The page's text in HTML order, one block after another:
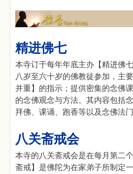
精进佛七
本寺订于每年年底主办【精进佛
八岁至六十岁的佛教徒参加，主
并重】的指示；提供密集的念佛
的念佛观念与方法。其内容包括
拜佛、课诵、跑香等以及念佛法门
八关斋戒会
本寺的八关斋戒会是在每月第二
斋戒】是佛陀为在家弟子所制定